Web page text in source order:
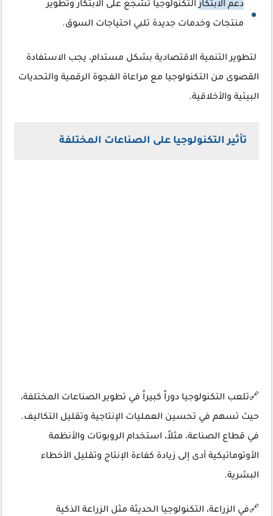
دعم الابتكارالتكنولوجيا تشجع على الابتكار وتطوير
منتجات وخدمات جديدة تلبي احتياجات السوق.
لتطوير التنمية الاقتصادية بشكل مستدام، يجب الاستفادة
القصوى من التكنولوجيا مع مراعاة الفجوة الرقمية والتحديات
البيئية والأخلاقية.
تأثير التكنولوجيا على الصناعات المختلفة
🔗تلعب التكنولوجيا دوراً كبيراً في تطوير الصناعات المختلفة،
حيث تسهم في تحسين العمليات الإنتاجية وتقليل التكاليف.
في قطاع الصناعة، مثلاً، استخدام الروبوتات والأنظمة
الأوتوماتيكية أدى إلى زيادة كفاءة الإنتاج وتقليل الأخطاء
البشرية.
🔗في الزراعة، التكنولوجيا الحديثة مثل الزراعة الذكية